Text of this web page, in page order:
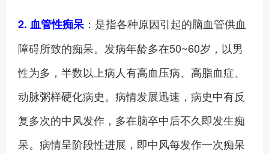
2. 血管性痴呆 ：是指各种原因引起的脑血管供血
障碍所致的痴呆。发病年龄多在50~60岁，以男
性为多，半数以上病人有高血压病、高脂血症、
动脉粥样硬化病史。病情发展迅速，病史中有反
复多次的中风发作，多在脑卒中后不久即发生痴
呆。病情呈阶段性进展，即中风每发作一次痴呆